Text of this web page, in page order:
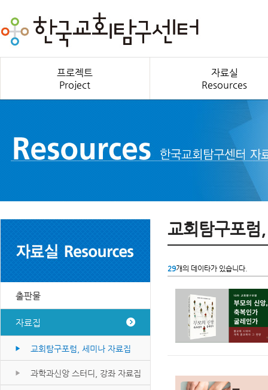
프로젝트
Project
자료실
Resources
출판물
자료집
교회탐구포럼, 세미나 자료집
과학과신앙 스터디, 강좌 자료집
교회탐구포럼
29개의 데이타가 있습니다.